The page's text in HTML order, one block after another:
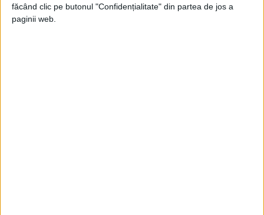
făcând clic pe butonul "Confidențialitate" din partea de jos a
paginii web.